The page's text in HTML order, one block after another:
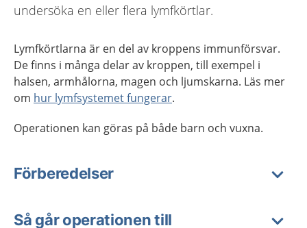
undersöka en eller flera lymfkörtlar.
Lymfkörtlarna är en del av kroppens immunförsvar.
De finns i många delar av kroppen, till exempel i
halsen, armhålorna, magen och ljumskarna. Läs mer
om hur lymfsystemet fungerar.
Operationen kan göras på både barn och vuxna.
Förberedelser
Så går operationen till